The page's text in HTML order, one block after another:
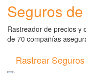
Seguros
Rastreador de precios y
de 70 compañías
Rastrear